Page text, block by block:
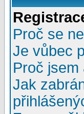
Proč se
Je vůbec
Proč jsem
Jak